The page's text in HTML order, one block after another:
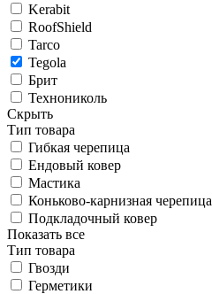
Kerabit
RoofShield
Tarco
Tegola
Брит
Технониколь
Скрыть
Тип товара
Гибкая черепица
Ендовый ковер
Мастика
Коньково-карнизная черепица
Подкладочный ковер
Показать все
Тип товара
Гвозди
Герметики